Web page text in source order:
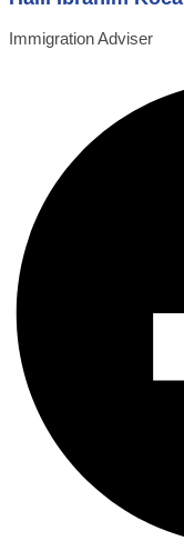
Immigration Adviser